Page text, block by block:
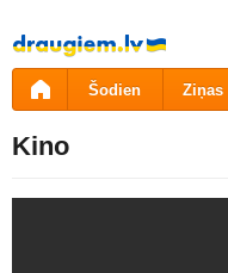
Pāriet
uz
saturu
Šodien Ziņas
Kino